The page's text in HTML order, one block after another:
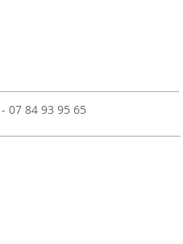
07 84 93 95 65